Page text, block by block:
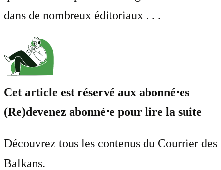
dans de nombreux éditoriaux . . .
Cet article est réservé aux abonné⋅es
(Re)devenez abonné⋅e pour lire la suite
Découvrez tous les contenus du Courrier des
Balkans.